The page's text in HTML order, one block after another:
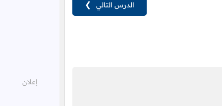
الدرس التالي ❯